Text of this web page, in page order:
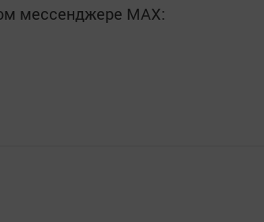
мессенджере MАХ: